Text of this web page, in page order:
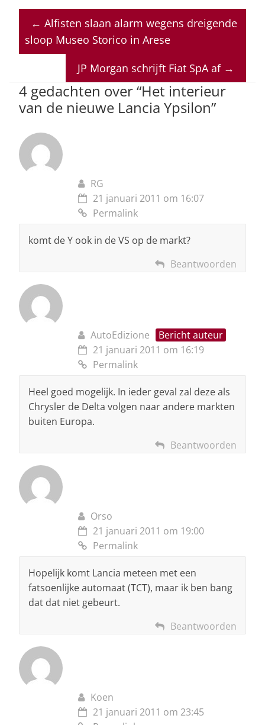
at
s
A
p
c
e
b
o
k
k
e
n
re
a
s
ai
l
← Alfisten slaan alarm wegens dreigende
sloop Museo Storico in Arese
JP Morgan schrijft Fiat SpA af →
4 gedachten over “Het interieur
van de nieuwe Lancia Ypsilon”
RG
21 januari 2011 om 16:07
Permalink
komt de Y ook in de VS op de markt?
Beantwoorden
AutoEdizione
Bericht auteur
21 januari 2011 om 16:19
Permalink
Heel goed mogelijk. In ieder geval zal deze als
Chrysler de Delta volgen naar andere markten
buiten Europa.
Beantwoorden
Orso
21 januari 2011 om 19:00
Permalink
Hopelijk komt Lancia meteen met een
fatsoenlijke automaat (TCT), maar ik ben bang
dat dat niet gebeurt.
Beantwoorden
Koen
21 januari 2011 om 23:45